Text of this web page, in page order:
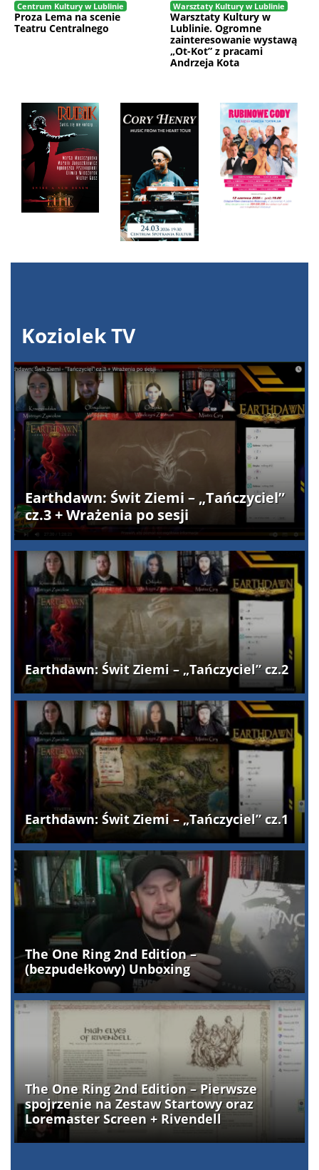
Centrum Kultury w Lublinie
Proza Lema na scenie
Teatru Centralnego
Warsztaty Kultury w Lublinie
Warsztaty Kultury w
Lublinie. Ogromne
zainteresowanie wystawą
„Ot-Kot” z pracami
Andrzeja Kota
Koziolek TV
Earthdawn: Świt Ziemi – „Tańczyciel”
cz.3 + Wrażenia po sesji
Earthdawn: Świt Ziemi – „Tańczyciel” cz.2
Earthdawn: Świt Ziemi – „Tańczyciel” cz.1
The One Ring 2nd Edition –
(bezpudełkowy) Unboxing
The One Ring 2nd Edition – Pierwsze
spojrzenie na Zestaw Startowy oraz
Loremaster Screen + Rivendell